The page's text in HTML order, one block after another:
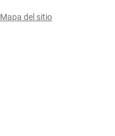
Mapa del sitio